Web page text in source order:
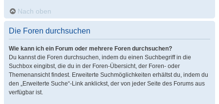
Nach oben
Die Foren durchsuchen
Wie kann ich ein Forum oder mehrere Foren durchsuchen?
Du kannst die Foren durchsuchen, indem du einen Suchbegriff in die
Suchbox eingibst, die du in der Foren-Übersicht, der Foren- oder
Themenansicht findest. Erweiterte Suchmöglichkeiten erhältst du, indem du
den „Erweiterte Suche“-Link anklickst, der von jeder Seite des Forums aus
verfügbar ist.